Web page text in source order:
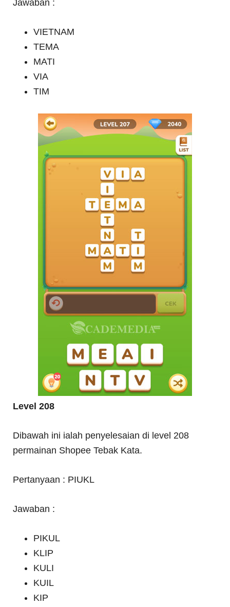
Jawaban :
VIETNAM
TEMA
MATI
VIA
TIM
Level 208
Dibawah ini ialah penyelesaian di level 208
permainan Shopee Tebak Kata.
Pertanyaan : PIUKL
Jawaban :
PIKUL
KLIP
KULI
KUIL
KIP